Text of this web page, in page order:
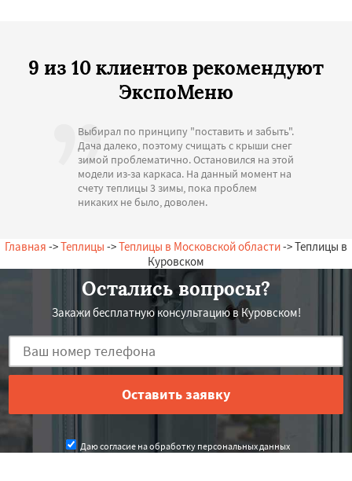
9 из 10 клиентов рекомендуют
ЭкспоМеню
Выбирал по принципу "поставить и забыть".
Дача далеко, поэтому счищать с крыши снег
зимой проблематично. Остановился на этой
модели из-за каркаса. На данный момент на
счету теплицы 3 зимы, пока проблем
никаких не было, доволен.
Главная ->Теплицы ->Теплицы в Московской области-> Теплицы в
Куровском
Остались вопросы?
Закажи бесплатную консультацию в Куровском!
Даю согласие на обработку персональных данных